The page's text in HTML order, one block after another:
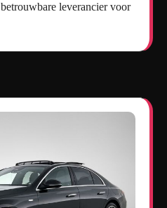
leverancier voor